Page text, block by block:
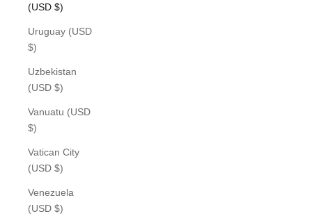
(USD $)
Uruguay (USD
$)
Uzbekistan
(USD $)
Vanuatu (USD
$)
Vatican City
(USD $)
Venezuela
(USD $)